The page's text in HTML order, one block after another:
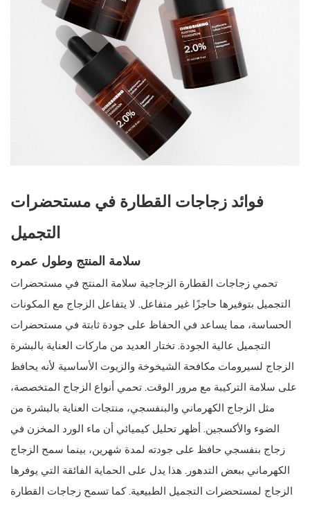
فوائد زجاجات القطارة في مستحضرات
التجميل
سلامة المنتج وطول عمره
تحمي زجاجات القطارة الزجاجية سلامة المنتج في مستحضرات
التجميل بتوفيرها حاجزًا غير متفاعل. لا يتفاعل الزجاج مع المكونات
الحساسة، مما يساعد في الحفاظ على جودة ثابتة في مستحضرات
التجميل عالية الجودة. تختار العديد من ماركات العناية بالبشرة
الزجاج لسيرومات مكافحة الشيخوخة والزيوت الأساسية لأنه يحافظ
على سلامة التركيبة مع مرور الوقت. تحمي أنواع الزجاج المتخصصة،
مثل الزجاج الكهرماني والبنفسجي، منتجات العناية بالبشرة من
الضوء والأكسجين. أظهر تحليل كيميائي أن ماء الورد المخزن في
زجاج بنفسجي حافظ على جودته لمدة شهرين، بينما سمح الزجاج
الكهرماني ببعض التدهور. هذا يدل على الحماية الفائقة التي يوفرها
الزجاج لمستحضرات التجميل الطبيعية. كما تسمح زجاجات القطارة